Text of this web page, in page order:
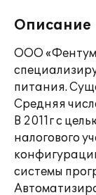
Описание
ООО
питания.
Средняя
В 2011г с
налогового
системы